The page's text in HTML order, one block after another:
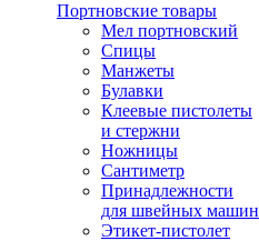
Портновские товары
Мел портновский
Спицы
Манжеты
Булавки
Клеевые пистолеты
и стержни
Ножницы
Сантиметр
Принадлежности
для швейных машин
Этикет-пистолет